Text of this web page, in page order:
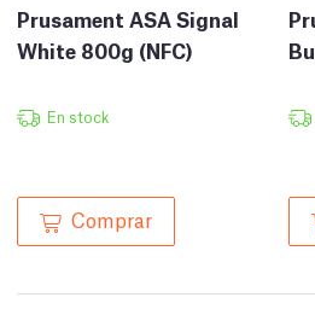
Prusament ASA Signal
White 800g (NFC)
En stock
Comprar